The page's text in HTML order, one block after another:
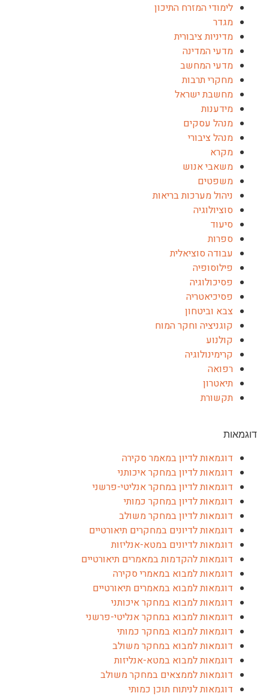
לימודי המזרח התיכון
מגדר
מדיניות ציבורית
מדעי המדינה
מדעי המחשב
מחקרי תרבות
מחשבת ישראל
מידענות
מנהל עסקים
מנהל ציבורי
מקרא
משאבי אנוש
משפטים
ניהול מערכות בריאות
סוציולוגיה
סיעוד
ספרות
עבודה סוציאלית
פילוסופיה
פסיכולוגיה
פסיכיאטריה
צבא וביטחון
קוגניציה וחקר המוח
קולנוע
קרימינולוגיה
רפואה
תיאטרון
תקשורת
דוגמאות
דוגמאות לדיון במאמר סקירה
דוגמאות לדיון במחקר איכותני
דוגמאות לדיון במחקר אנליטי-פרשני
דוגמאות לדיון במחקר כמותי
דוגמאות לדיון במחקר משולב
דוגמאות לדיונים במחקרים תיאורטיים
דוגמאות לדיונים במטא-אנליזות
דוגמאות להקדמות במאמרים תיאורטיים
דוגמאות למבוא במאמרי סקירה
דוגמאות למבוא במאמרים תיאורטיים
דוגמאות למבוא במחקר איכותני
דוגמאות למבוא במחקר אנליטי-פרשני
דוגמאות למבוא במחקר כמותי
דוגמאות למבוא במחקר משולב
דוגמאות למבוא במטא-אנליזות
דוגמאות לממצאים במחקר משולב
דוגמאות לניתוח תוכן כמותי